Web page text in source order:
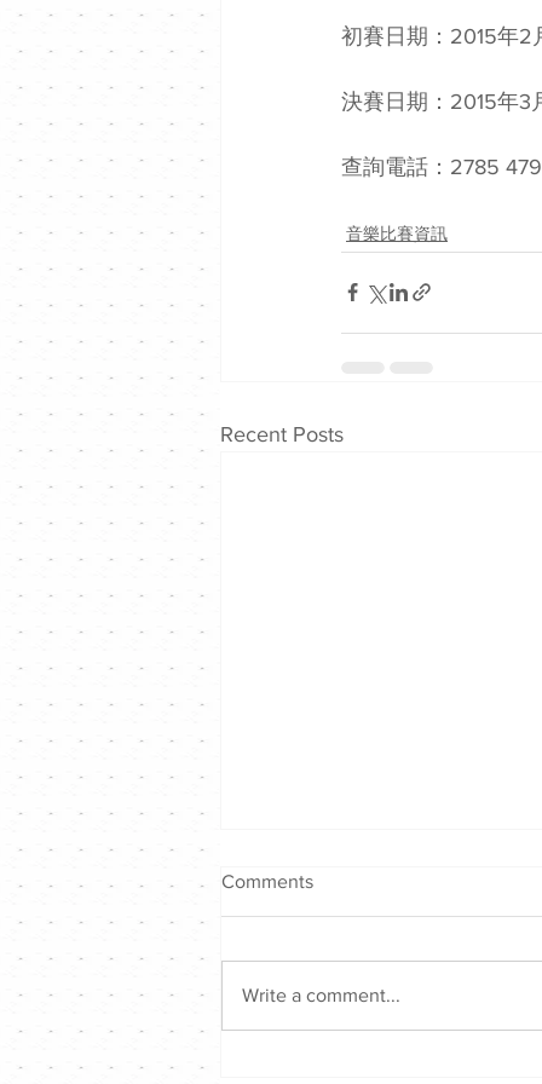
初賽日期：2015年2
決賽日期：2015年3
查詢電話：2785
音樂比賽資訊
Recent Posts
Comments
Write a comment...